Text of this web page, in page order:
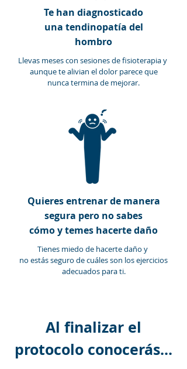
Te han diagnosticado
una tendinopatía del
hombro
Llevas meses con sesiones de fisioterapia y
aunque te alivian el dolor parece que
nunca termina de mejorar.
Quieresentrenar de manera
segura pero no sabes
cómo y temes hacerte daño
Tienes miedo de hacerte daño y
no estás seguro de cuáles son los ejercicios
adecuados para ti.
Al finalizar el
protocolo conocerás...